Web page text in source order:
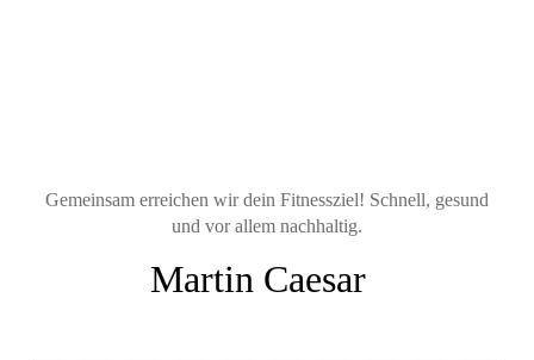
Gemeinsam erreichen wir dein Fitnessziel! Schnell, gesund
und vor allem nachhaltig.
Martin Caesar